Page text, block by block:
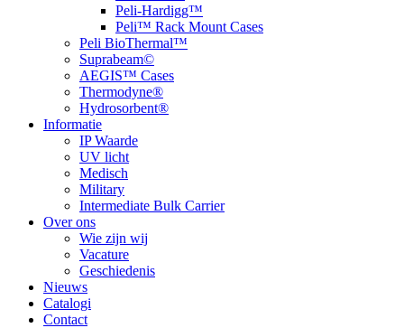
Peli-Hardigg™
Peli™ Rack Mount Cases
Peli BioThermal™
Suprabeam©
AEGIS™ Cases
Thermodyne®
Hydrosorbent®
Informatie
IP Waarde
UV licht
Medisch
Military
Intermediate Bulk Carrier
Over ons
Wie zijn wij
Vacature
Geschiedenis
Nieuws
Catalogi
Contact